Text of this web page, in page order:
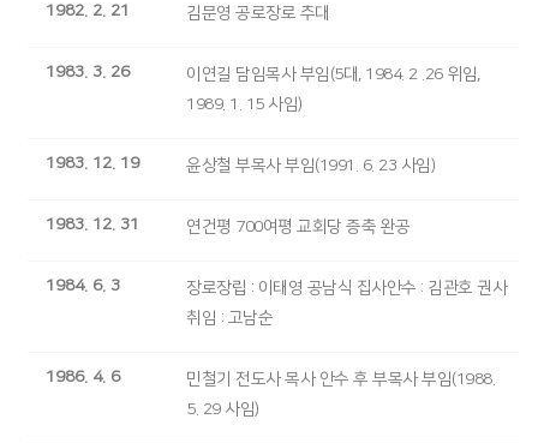
1982. 2. 21 김문영 공로장로 추대
1983. 3. 26
이연길 담임목사 부임(5대, 1984. 2 .26 위임,
1989. 1. 15 사임)
1983. 12. 19 윤상철 부목사 부임(1991. 6. 23 사임)
1983. 12. 31 연건평 700여평 교회당 증축 완공
1984. 6. 3
장로장립 : 이태영 공남식 집사안수 : 김관호 권사
취임 : 고남순
1986. 4. 6
민철기 전도사 목사 안수 후 부목사 부임(1988.
5. 29 사임)